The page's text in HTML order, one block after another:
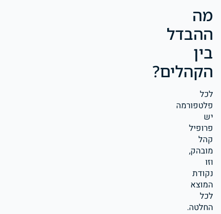
מה
ההבדל
בין
הקהלים?
לכל
פלטפורמה
יש
פרופיל
קהל
מובהק,
וזו
נקודת
המוצא
לכל
החלטה.